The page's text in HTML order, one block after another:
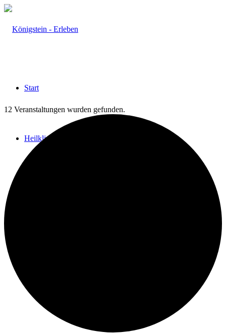
Start
Heilklima
12 Veranstaltungen wurden gefunden.